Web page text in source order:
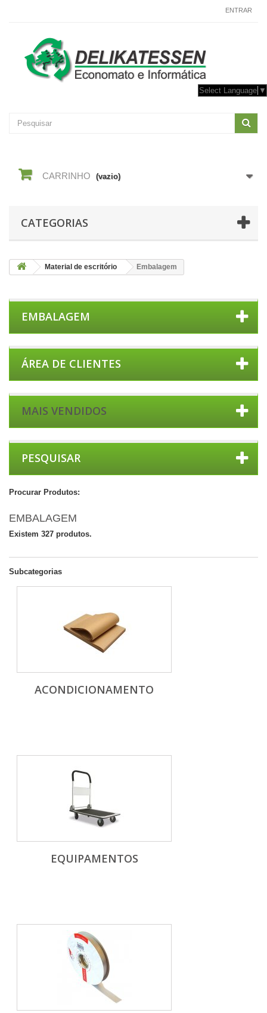
ENTRAR
Select Language ▼
CARRINHO (vazio)
CATEGORIAS
Material de escritório Embalagem
EMBALAGEM
ÁREA DE CLIENTES
MAIS VENDIDOS
PESQUISAR
Procurar Produtos:
EMBALAGEM
Existem 327 produtos.
Subcategorias
ACONDICIONAMENTO
EQUIPAMENTOS